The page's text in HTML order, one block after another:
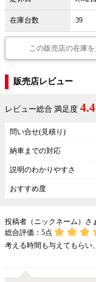
在庫台数 39
この販売店の在庫
販売店レビュー
レビュー総合 満足度 4.4
問い合せ(見積り)
納車までの対応
説明のわかりやすさ
おすすめ度
投稿者（ニックネーム）さ
総合評価： 5点
考える時間も与えてもらい